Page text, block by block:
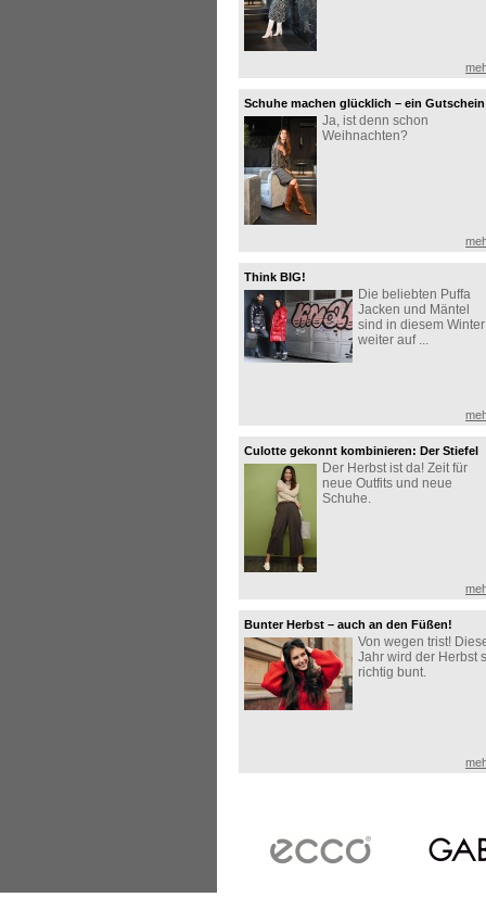
Schuhe machen glücklich – ein Gutschein
zu Weihnachten erst recht!
Ja, ist denn schon
Weihnachten?
Think BIG!
Die beliebten Puffa
Jacken und Mäntel
sind in diesem Winter
weiter auf ...
Culotte gekonnt kombinieren: Der Stiefel
macht den Look perfekt!Der Herbst ist da! Zeit für
neue Outfits und neue
Schuhe.
Bunter Herbst – auch an den Füßen!
Von wegen trist!
Jahr wird der Herbst
richtig bunt.